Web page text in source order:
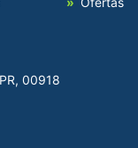
00918